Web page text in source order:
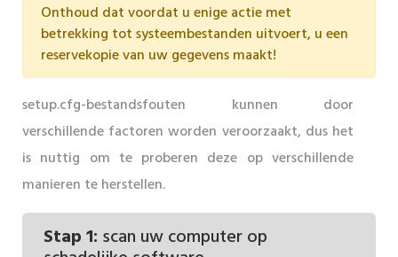
Onthoud dat voordat u enige actie met
betrekking tot systeembestanden uitvoert, u een
reservekopie van uw gegevens maakt!
setup.cfg-bestandsfouten kunnen door
verschillende factoren worden veroorzaakt, dus het
is nuttig om te proberen deze op verschillende
manieren te herstellen.
Stap 1: scan uw computer op